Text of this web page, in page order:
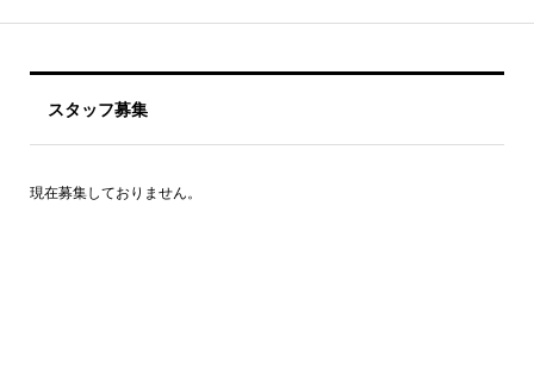
スタッフ募集
現在募集しておりません。